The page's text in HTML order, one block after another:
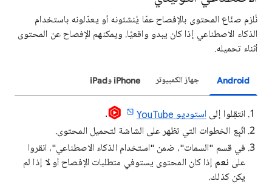
نُلزم صنّاع المحتوى بالإفصاح عمّا يُنشئونه أو يعدّلونه باستخدام
الذكاء الاصطناعي إذا كان يبدو واقعيًا. ويمكنهم الإفصاح عن المحتوى
أثناء تحميله.
Android جهاز الكمبيوتر iPhone وiPad
انتقِلوا إلى استوديو YouTube
.
اتّبِع الخطوات التي تظهر على الشاشة لتحميل المحتوى.
في قسم "السمات"، ضمن "استخدام الذكاء الاصطناعي"، انقروا
على نعم إذا كان المحتوى يستوفي متطلبات الإفصاح أولا إذا لم
يكن كذلك.